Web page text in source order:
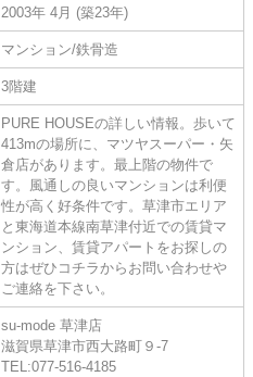
2003年 4月 (築23年)
マンション/鉄骨造
3階建
PURE HOUSEの詳しい情報。歩いて
413mの場所に、マツヤスーパー・矢
倉店があります。最上階の物件で
す。風通しの良いマンションは利便
性が高く好条件です。草津市エリア
と東海道本線南草津付近での賃貸マ
ンション、賃貸アパートをお探しの
方はぜひコチラからお問い合わせや
ご連絡を下さい。
su-mode 草津店
滋賀県草津市西大路町９-7
TEL:077-516-4185